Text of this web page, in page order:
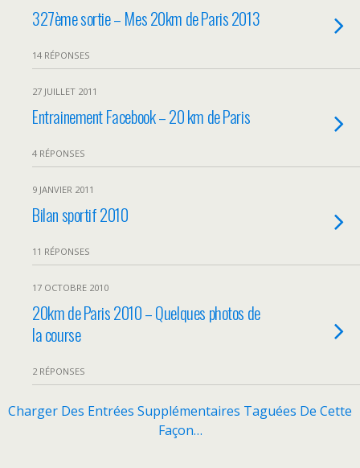
327ème sortie – Mes 20km de Paris 2013
14 RÉPONSES
27 JUILLET 2011
Entrainement Facebook – 20 km de Paris
4 RÉPONSES
9 JANVIER 2011
Bilan sportif 2010
11 RÉPONSES
17 OCTOBRE 2010
20km de Paris 2010 – Quelques photos de
la course
2 RÉPONSES
Charger Des Entrées Supplémentaires Taguées De Cette
Façon…